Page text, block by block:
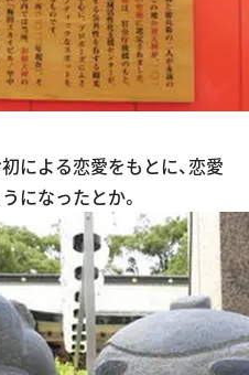
による恋愛をもとに、恋愛
になったとか。